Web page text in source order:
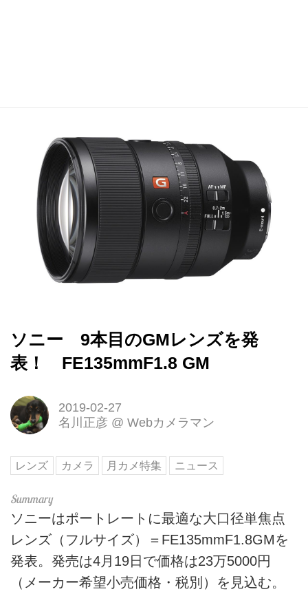
ソニー 9本目のGMレンズを発
表！ FE135mmF1.8 GM
2019-02-27
名川正彦 @ Webカメラマン
レンズ カメラ 月カメ特集 ニュース
ソニーはポートレートに最適な大口径単焦点
レンズ（フルサイズ）＝FE135mmF1.8GMを
発表。発売は4月19日で価格は23万5000円
（メーカー希望小売価格・税別）を見込む。